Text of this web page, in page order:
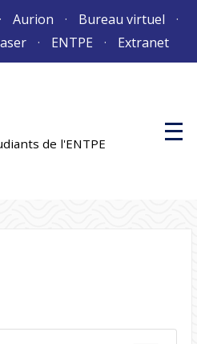
Aurion
Bureau virtuel
ENTPE Extranet
de l'ENTPE
M
e